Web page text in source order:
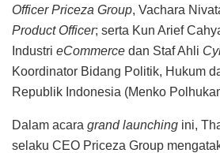
Officer Priceza Group, Vachara
Product Officer; serta Kun Arief
Industri eCommerce dan Staf Ahli
Koordinator Bidang Politik, Hukum
Republik Indonesia (Menko
Dalam acara grand launching ini,
selaku CEO Priceza Group